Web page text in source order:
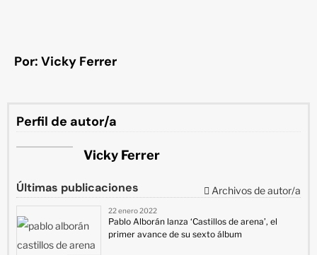
Por: Vicky Ferrer
Perfil de autor/a
Vicky Ferrer
Últimas publicaciones Archivos de autor/a
22 enero 2022
Pablo Alborán lanza ‘Castillos de arena’, el
primer avance de su sexto álbum